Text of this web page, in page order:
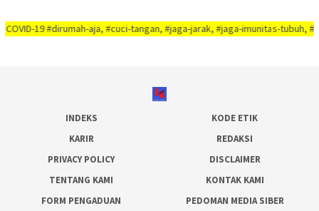
19 #dirumah-aja, #cuci-tangan, #jaga-jarak, #jaga-imunitas-tubuh, #rajin-
INDEKS
KODE ETIK
KARIR
REDAKSI
PRIVACY POLICY
DISCLAIMER
TENTANG KAMI
KONTAK KAMI
FORM PENGADUAN
PEDOMAN MEDIA SIBER